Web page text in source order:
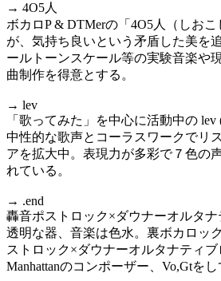
→ 4O5人
ボカロP & DTMerの「4O5人（しお
が、気持ち良いという矛盾した美を
ールトーンスケール等の実験音楽や
曲制作を得意とする。
→ lev
「歌ってみた」を中心に活動中の lev
中性的な歌声とコーラスワークでリ
アを拡大中。表現力が多彩で７色の
れている。
→ .end
轟音ポストロック×ダウナーオルタ
透明な器、音楽は色水。裏ボカロッ
ストロック×ダウナーオルタナティ
Manhattanのコンポーザー、Vo,Gtをし